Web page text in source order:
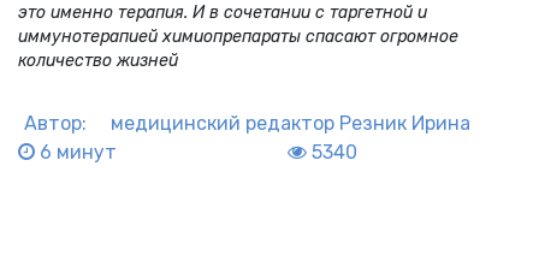
это именно терапия. И в сочетании с таргетной и
иммунотерапией химиопрепараты спасают огромное
количество жизней
Автор: медицинский редактор Резник Ирина
6 минут
5340